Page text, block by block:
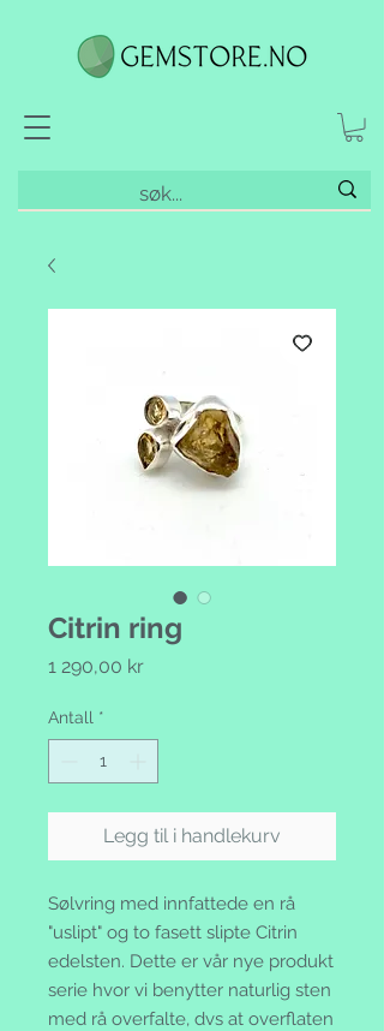
Citrin ring
1 290,00 krPris
Antall *
Legg til i handlekurv
Sølvring med innfattede en rå
"uslipt" og to fasett slipte Citrin
edelsten. Dette er vår nye produkt
serie hvor vi benytter naturlig sten
med rå overfalte, dvs at overflaten